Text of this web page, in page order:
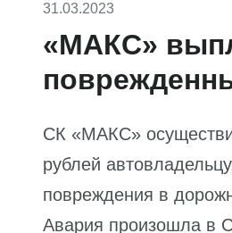
31.03.2023
«МАКС»
СК «МАКС»
рублей
повреждения в
Авария произошла в